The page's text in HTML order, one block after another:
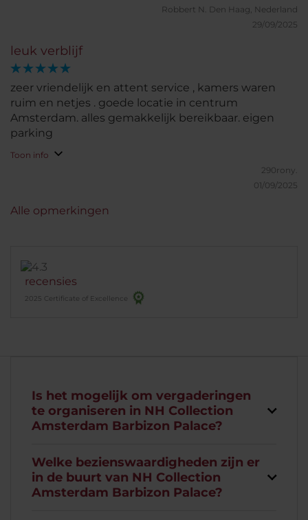
Robbert N.
Den Haag, Nederland
29/09/2025
leuk verblijf
zeer vriendelijk en attent service , kamers waren
ruim en netjes . goede locatie in centrum
Amsterdam. alles gemakkelijk bereikbaar. eigen
parking
Toon info
290rony.
01/09/2025
recensies
2025 Certificate of Excellence
Alle opmerkingen
Is het mogelijk om vergaderingen
te organiseren in NH Collection
Amsterdam Barbizon Palace?
Welke bezienswaardigheden zijn er
in de buurt van NH Collection
Amsterdam Barbizon Palace?